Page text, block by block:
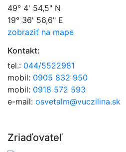
49° 4' 54,5" N
19° 36' 56,6" E
zobraziť na mape
Kontakt:
tel.: 044/5522981
mobil: 0905 832 950
mobil: 0918 572 593
e-mail: osvetalm@vuczilina.sk
Zriaďovateľ